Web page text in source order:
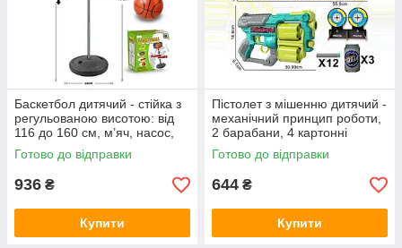
Баскетбол дитячий - стійка з
регульованою висотою: від
116 до 160 см, м’яч, насос,
основа заповнюється водою/
піском CX 40 B 8
Готово до відправки
936 ₴
Купити
Пістолет з мішенню дитячий -
механічний принцип роботи,
2 барабани, 4 картонні
мішені, 3 банки, 16 м’яких
патронів JM 003 D
Готово до відправки
644 ₴
Купити